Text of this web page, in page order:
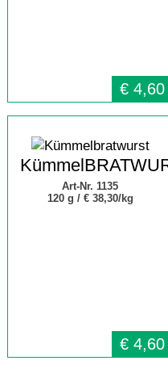
€ 4,60
Art-Nr. 1135
120 g / € 38,30/kg
€ 4,60